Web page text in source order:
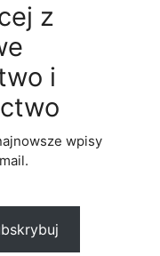
z
i
wpisy